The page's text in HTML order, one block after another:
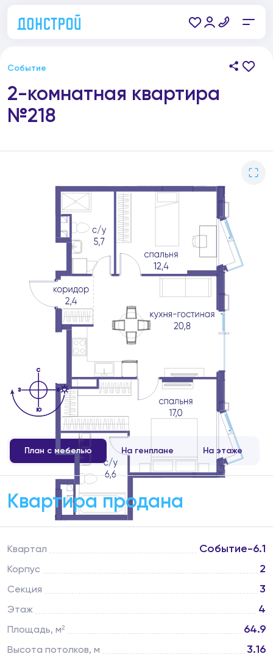
Событие
2-комнатная квартира
№218
План с мебелью На генплане На этаже
Квартал Событие-6.1
Корпус 2
Секция 3
Этаж 4
Площадь, м² 64.9
Высота потолков, м 3.16
Квартира продана